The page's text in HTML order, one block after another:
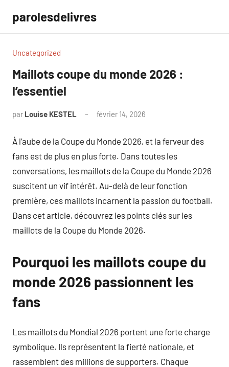
contenu
parolesdelivres
Uncategorized
Maillots coupe du monde 2026 :
l’essentiel
par Louise KESTEL février 14, 2026
À l’aube de la Coupe du Monde 2026, et la ferveur des
fans est de plus en plus forte. Dans toutes les
conversations, les maillots de la Coupe du Monde 2026
suscitent un vif intérêt. Au-delà de leur fonction
première, ces maillots incarnent la passion du football.
Dans cet article, découvrez les points clés sur les
maillots de la Coupe du Monde 2026.
Pourquoi les maillots coupe du
monde 2026 passionnent les
fans
Les maillots du Mondial 2026 portent une forte charge
symbolique. Ils représentent la fierté nationale, et
rassemblent des millions de supporters. Chaque